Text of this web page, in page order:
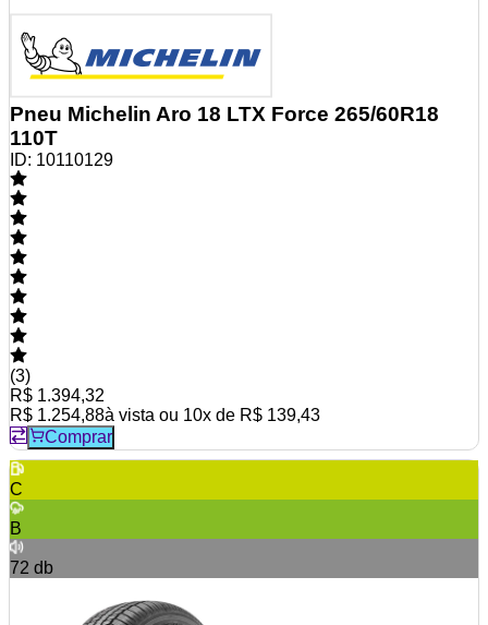
Pneu Michelin Aro 18 LTX Force 265/60R18
110T
ID: 10110129
(3)
R$ 1.394,32
R$ 1.254,88à vista ou 10x de R$ 139,43
Comprar
C
B
72 db